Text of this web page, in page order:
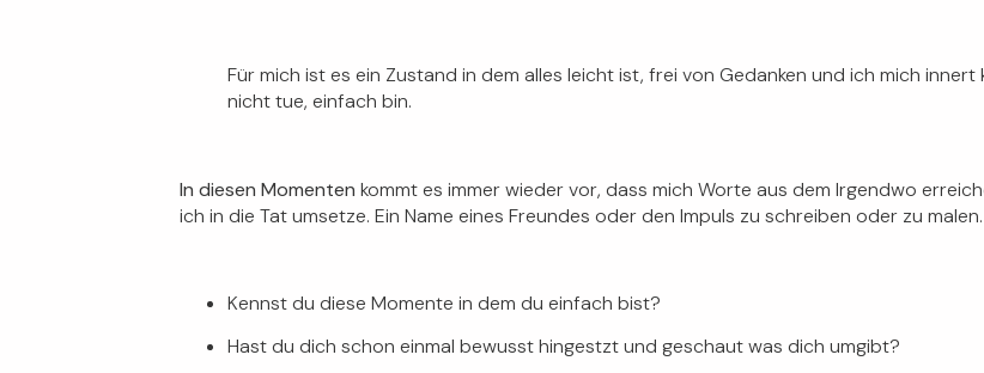
Für mich ist es ein Zustand in dem alles leicht ist, frei von Gedanken und ich mich
nicht tue, einfach bin.
In diesen Momenten kommt es immer wieder vor, dass mich Worte aus dem Irgendwo
ich in die Tat umsetze. Ein Name eines Freundes oder den Impuls zu schreiben oder zu malen.
Kennst du diese Momente in dem du einfach bist?
Hast du dich schon einmal bewusst hingestzt und geschaut was dich umgibt?